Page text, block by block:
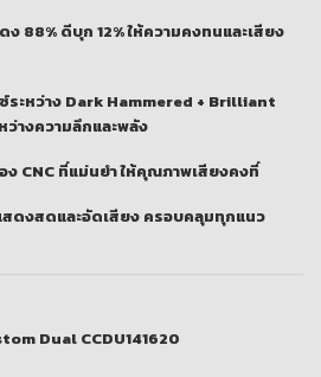
ง 88% ดีบุก 12% ให้ความคงทนและเสียง
ระหว่าง Dark Hammered + Brilliant
ว่างความลึกและพลัง
ง CNC ที่แม่นยำ ให้คุณภาพเสียงคงที่
ดงสดและอัดเสียง ครอบคลุมทุกแนว
Dual CCDU141620